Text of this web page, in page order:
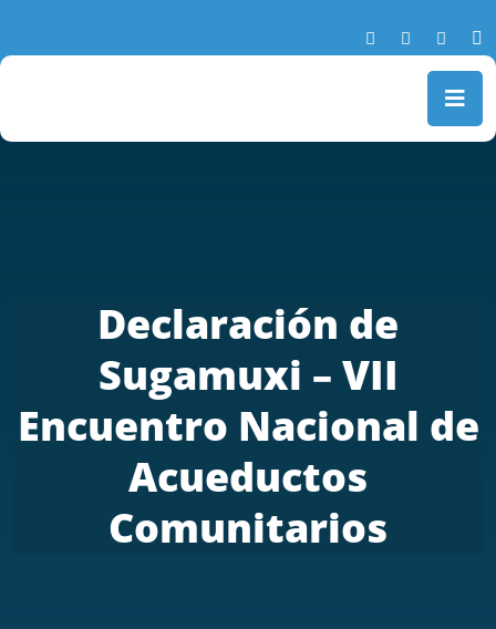
Declaración de
Sugamuxi – VII
Encuentro Nacional de
Acueductos
Comunitarios